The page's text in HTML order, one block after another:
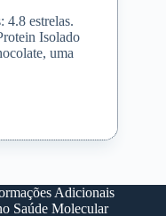
estrelas.
Isolado
uma
Adicionais
Saúde Molecular